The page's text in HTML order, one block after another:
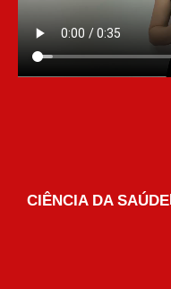
CIÊNCIA DA SAÚDE